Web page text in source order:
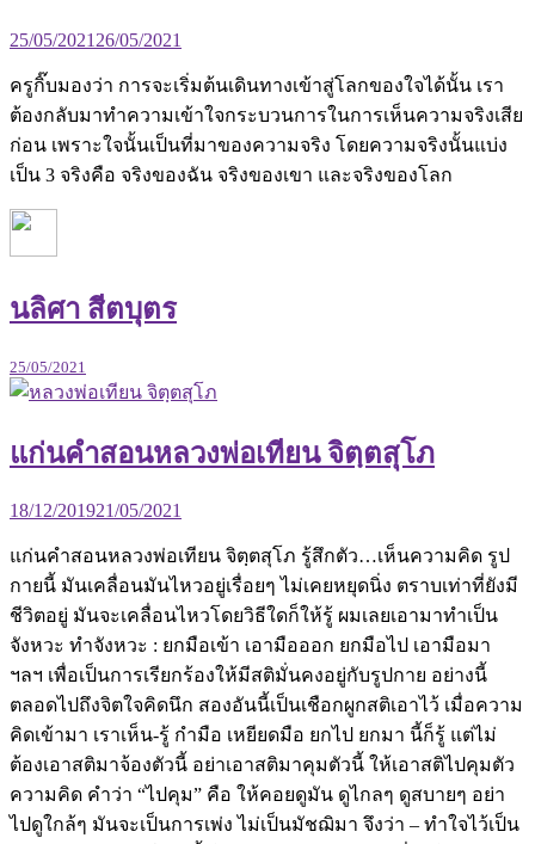
25/05/2021 26/05/2021
ครูกิ๊บมองว่า การจะเริ่มต้นเดินทางเข้าสู่โลกของใจได้นั้น เรา
ต้องกลับมาทำความเข้าใจกระบวนการในการเห็นความจริงเสีย
ก่อน เพราะใจนั้นเป็นที่มาของความจริง โดยความจริงนั้นแบ่ง
เป็น 3 จริงคือ จริงของฉัน จริงของเขา และจริงของโลก
นลิศา สีตบุตร
25/05/2021
แก่นคำสอนหลวงพ่อเทียน จิตฺตสุโภ
18/12/201921/05/2021
แก่นคำสอนหลวงพ่อเทียน จิตฺตสุโภ รู้สึกตัว…เห็นความคิด รูป
กายนี้ มันเคลื่อนมันไหวอยู่เรื่อยๆ ไม่เคยหยุดนิ่ง ตราบเท่าที่ยังมี
ชีวิตอยู่ มันจะเคลื่อนไหวโดยวิธีใดก็ให้รู้ ผมเลยเอามาทำเป็น
จังหวะ ทำจังหวะ : ยกมือเข้า เอามือออก ยกมือไป เอามือมา
ฯลฯ เพื่อเป็นการเรียกร้องให้มีสติมั่นคงอยู่กับรูปกาย อย่างนี้
ตลอดไปถึงจิตใจคิดนึก สองอันนี้เป็นเชือกผูกสติเอาไว้ เมื่อความ
คิดเข้ามา เราเห็น-รู้ กำมือ เหยียดมือ ยกไป ยกมา นี้ก็รู้ แต่ไม่
ต้องเอาสติมาจ้องตัวนี้ อย่าเอาสติมาคุมตัวนี้ ให้เอาสติไปคุมตัว
ความคิด คำว่า “ไปคุม” คือ ให้คอยดูมัน ดูไกลๆ ดูสบายๆ อย่า
ไปดูใกล้ๆ มันจะเป็นการเพ่ง ไม่เป็นมัชฌิมา จึงว่า – ทำใจไว้เป็น